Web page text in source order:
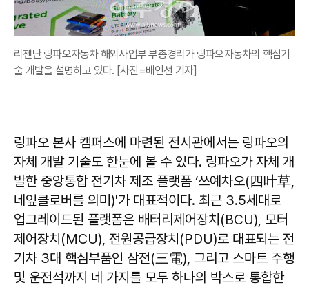
리젠난 링파오자동차 해외사업부 부총경리가 링파오자동차의 핵심기
술 개발을 설명하고 있다. [사진=배인선 기자]
링파오 본사 캠퍼스에 마련된 전시관에서는 링파오의
자체 개발 기술도 한눈에 볼 수 있다. 링파오가 자체 개
발한 중앙통합 전기차 제조 플랫폼 ‘쓰예차오(四叶草,
네잎클로버를 의미)'가 대표적이다. 최근 3.5세대로
업그레이드된 플랫폼은 배터리제어장치(BCU), 모터
제어장치(MCU), 전원공급장치(PDU)로 대표되는 전
기차 3대 핵심부품인 삼전(三電), 그리고 스마트 주행
및 운전석까지 네 가지를 모두 하나의 박스로 통합한